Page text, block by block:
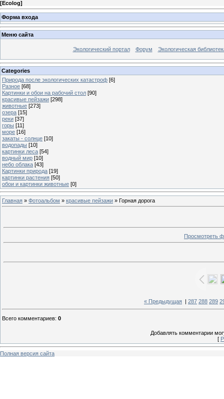
[Ecolog]
Форма входа
Меню сайта
Экологический портал Форум Экологическая
Categories
Природа после экологических катастроф [6]
Разное [68]
Картинки и обои на рабочий стол [90]
красивые пейзажи [298]
животные [273]
озера [15]
реки [37]
горы [11]
море [16]
закаты - солнце [10]
водопады [10]
картинки леса [54]
водный мир [10]
небо облака [43]
Картинки природа [19]
картинки растения [50]
обои и картинки животные [0]
Главная » Фотоальбом » красивые пейзажи » Горная дорога
Просмотреть
« Предыдущая 287 288 289
Всего комментариев: 0
Добавлять комментарии
[
Полная версия сайта